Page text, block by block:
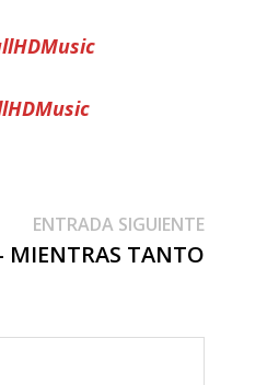
ENTRADA SIGUIENTEEntrada
TANTO